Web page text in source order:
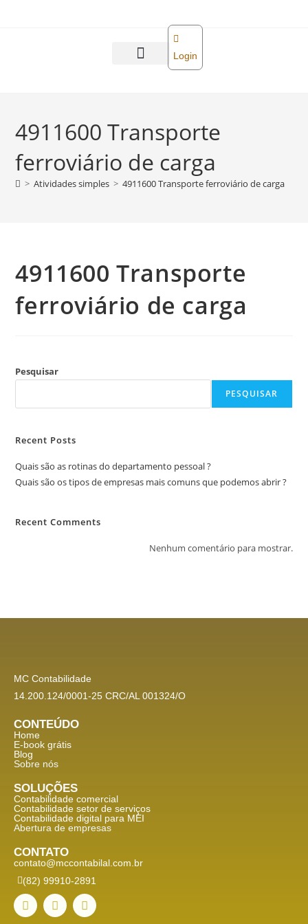
Login
4911600 Transporte
ferroviário de carga
> Atividades simples > 4911600 Transporte ferroviário de carga
4911600 Transporte
ferroviário de carga
Pesquisar
PESQUISAR
Recent Posts
Quais são as rotinas do departamento pessoal ?
Quais são os tipos de empresas mais comuns que podemos abrir ?
Recent Comments
Nenhum comentário para mostrar.
MC Contabilidade
14.200.124/0001-25 CRC/AL 001324/O
CONTEÚDO
Home
E-book grátis
Blog
Sobre nós
SOLUÇÕES
Contabilidade comercial
Contabilidade setor de serviços
Contabilidade digital para MEI
Abertura de empresas
CONTATO
contato@mccontabilal.com.br
(82) 99910-2891